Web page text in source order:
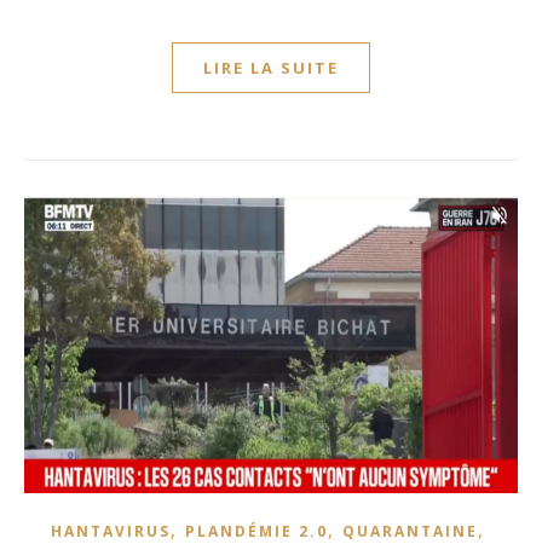
LIRE LA SUITE
HANTAVIRUS, PLANDÉMIE 2.0, QUARANTAINE ,